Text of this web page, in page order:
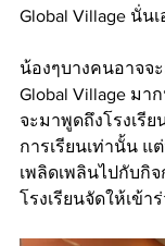
Global Village นั่นเ
น้องๆบางคนอาจจ
Global Village มา
จะมาพูดถึงโรงเรี
การเรียนเท่านั้น แ
เพลิดเพลินไปกับกิ
โรงเรียนจัดให้เข้า